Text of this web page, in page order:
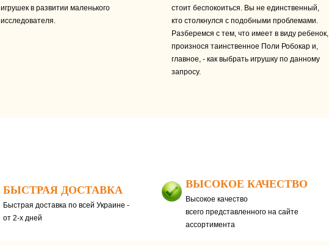
игрушек в развитии маленького
исследователя.
стоит беспокоиться. Вы не единственный,
кто столкнулся с подобными проблемами.
Разберемся с тем, что имеет в виду ребенок,
произнося таинственное Поли Робокар и,
главное, - как выбрать игрушку по данному
запросу.
БЫСТРАЯ ДОСТАВКА
Быстрая доставка по всей Украине -
от 2-х дней
ВЫСОКОЕ КАЧЕСТВО
Высокое качество
всего представленного на сайте
ассортимента